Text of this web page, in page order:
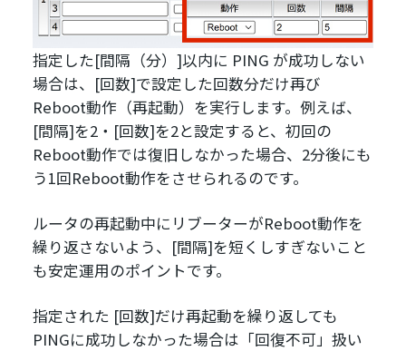
指定した[間隔（分）]以内に PING が成功しない
場合は、[回数]で設定した回数分だけ再び
Reboot動作（再起動）を実行します。例えば、
[間隔]を2・[回数]を2と設定すると、初回の
Reboot動作では復旧しなかった場合、2分後にも
う1回Reboot動作をさせられるのです。
ルータの再起動中にリブーターがReboot動作を
繰り返さないよう、[間隔]を短くしすぎないこと
も安定運用のポイントです。
指定された [回数]だけ再起動を繰り返しても
PINGに成功しなかった場合は「回復不可」扱い